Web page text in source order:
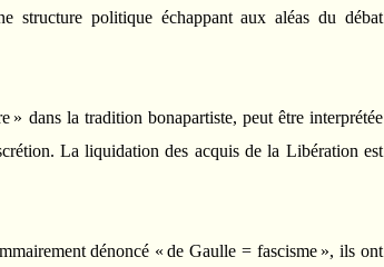
structure politique échappant aux aléas du débat
» dans la tradition bonapartiste, peut être interprétée
La liquidation des acquis de la Libération est
dénoncé « de Gaulle = fascisme », ils ont